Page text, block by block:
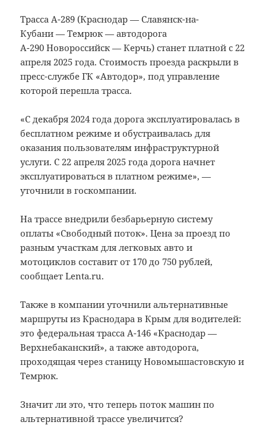
Трасса А-289 (Краснодар — Славянск-на-
Кубани — Темрюк — автодорога
А-290 Новороссийск — Керчь) станет платной с 22
апреля 2025 года. Стоимость проезда раскрыли в
пресс-службе ГК «Автодор», под управление
которой перешла трасса.
«С декабря 2024 года дорога эксплуатировалась в
бесплатном режиме и обустраивалась для
оказания пользователям инфраструктурной
услуги. С 22 апреля 2025 года дорога начнет
эксплуатироваться в платном режиме», —
уточнили в госкомпании.
На трассе внедрили безбарьерную систему
оплаты «Свободный поток». Цена за проезд по
разным участкам для легковых авто и
мотоциклов составит от 170 до 750 рублей,
сообщает Lenta.ru.
Также в компании уточнили альтернативные
маршруты из Краснодара в Крым для водителей:
это федеральная трасса А-146 «Краснодар —
Верхнебаканский», а также автодорога,
проходящая через станицу Новомышастовскую и
Темрюк.
Значит ли это, что теперь поток машин по
альтернативной трассе увеличится?